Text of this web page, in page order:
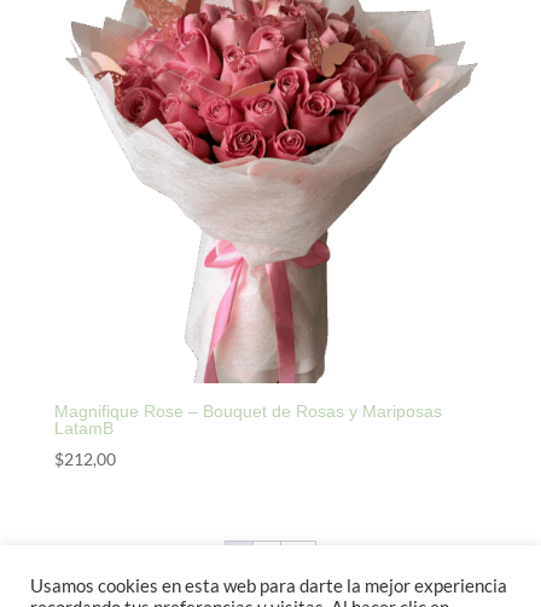
Magnifique Rose – Bouquet de Rosas y Mariposas
LatamB
$212,00
Usamos cookies en esta web para darte la mejor experiencia